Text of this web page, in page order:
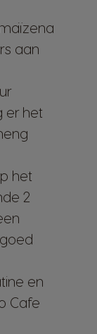
aan
er het
het
2
en
Cafe